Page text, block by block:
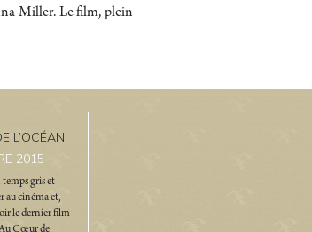
Miller. Le film, plein
L’OCÉAN
2015
temps gris et
au cinéma et,
le dernier film